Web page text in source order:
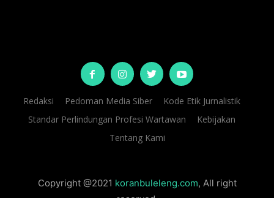
Redaksi Pedoman Media Siber
Kode Etik Jurnalistik
Standar Perlindungan Profesi Wartawan
Kebijakan
Tentang Kami
Copyright @2021 koranbuleleng.com, All right